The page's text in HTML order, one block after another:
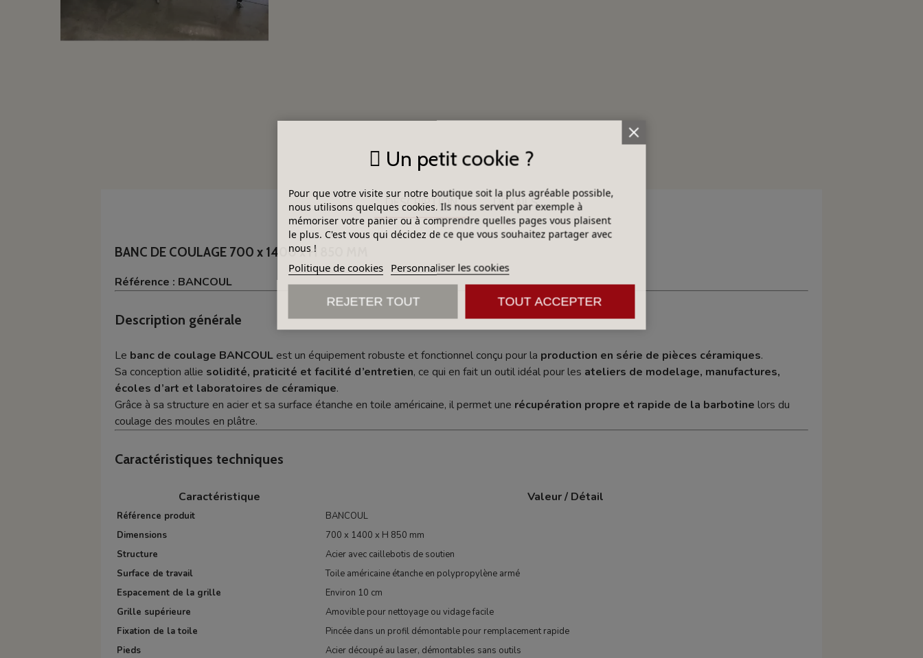
DESCRIPTION DÉTAILS
BANC DE COULAGE 700 x 1400 x H 850 MM
Référence : BANCOUL
Description générale
Le banc de coulage BANCOULest un équipement robuste et fonctionnel conçu pour la production en série de pièces céramiques.
Sa conception allie solidité, praticité et facilité d’entretien, ce qui en fait un outil idéal pour les ateliers de modelage, manufactures,
écoles d’art et laboratoires de céramique.
Grâce à sa structure en acier et sa surface étanche en toile américaine, il permet une récupération propre et rapide de la barbotine lors du
coulage des moules en plâtre.
Caractéristiques techniques
Caractéristique Valeur / Détail
Référence produit
BANCOUL
Dimensions
700 x 1400 x H 850 mm
Structure
Acier avec caillebotis de soutien
Surface de travail
Toile américaine étanche en polypropylène armé
Espacement de la grille
Environ 10 cm
Grille supérieure
Amovible pour nettoyage ou vidage facile
Fixation de la toile
Pincée dans un profil démontable pour remplacement rapide
Pieds
Acier découpé au laser, démontables sans outils
Un petit cookie ?
Pour que votre visite sur notre boutique soit la plus agréable possible,
nous utilisons quelques cookies. Ils nous servent par exemple à
mémoriser votre panier ou à comprendre quelles pages vous plaisent
le plus. C'est vous qui décidez de ce que vous souhaitez partager avec
nous !
Politique de cookies Personnaliser les cookies
REJETER TOUT TOUT ACCEPTER